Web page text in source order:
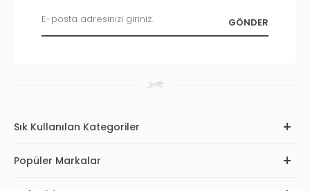
Sık Kullanılan Kategoriler
Popüler Markalar